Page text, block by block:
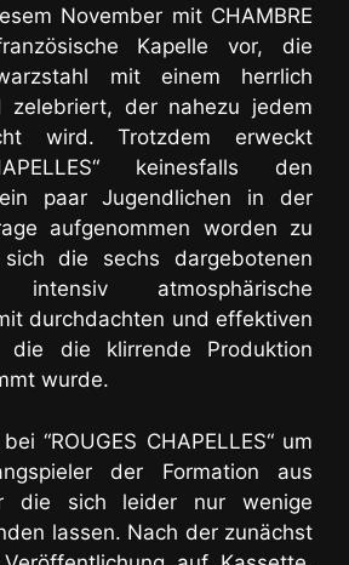
November mit CHAMBRE
Kapelle vor, die
mit einem herrlich
zelebriert, der nahezu jedem
wird. Trotzdem erweckt
keinesfalls den
paar Jugendlichen in der
aufgenommen worden zu
die sechs dargebotenen
atmosphärische
durchdachten und effektiven
die die klirrende Produktion
wurde.
“ROUGES CHAPELLES“ um
der Formation aus
die sich leider nur wenige
lassen. Nach der zunächst